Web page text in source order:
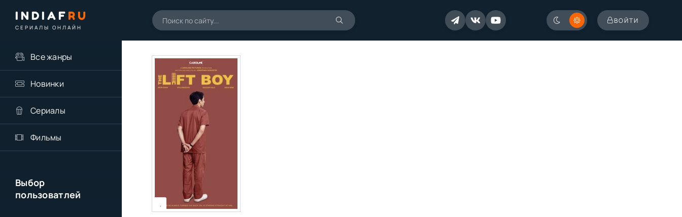
INDIAFRU
СЕРИАЛЫ ОНЛАЙН
ВОЙТИ
Все жанры
Новинки
Сериалы
Фильмы
Выбор
пользоватлей
[xfgiven_season]
,[/xfgiven_season]